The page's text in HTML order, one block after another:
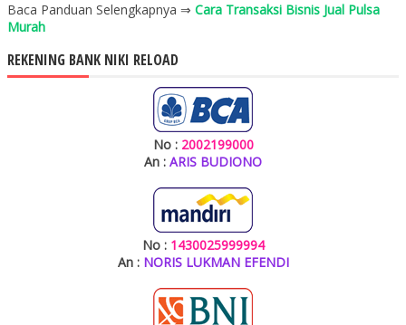
Baca Panduan Selengkapnya ⇒ Cara Transaksi Bisnis Jual Pulsa
Murah
REKENING BANK NIKI RELOAD
No : 2002199000
An : ARIS BUDIONO
No : 1430025999994
An : NORIS LUKMAN EFENDI